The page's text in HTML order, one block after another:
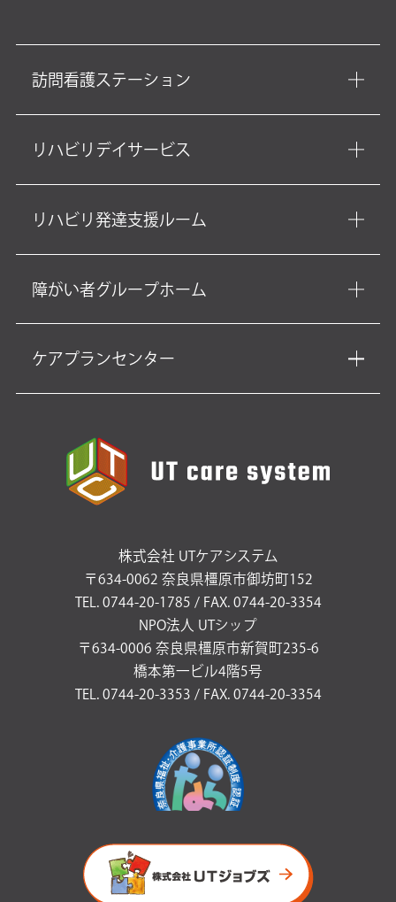
訪問看護ステーション
リハビリデイサービス
リハビリ発達支援ルーム
障がい者グループホーム
ケアプランセンター
株式会社 UTケアシステム
〒634-0062 奈良県橿原市御坊町152
TEL. 0744-20-1785 / FAX. 0744-20-3354
NPO法人 UTシップ
〒634-0006 奈良県橿原市新賀町235-6
橋本第一ビル4階5号
TEL. 0744-20-3353 / FAX. 0744-20-3354